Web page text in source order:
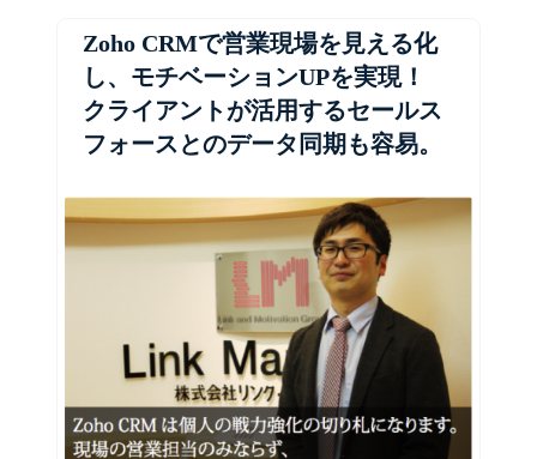
Zoho CRMで営業現場を見える化
し、モチベーションUPを実現！
クライアントが活用するセールス
フォースとのデータ同期も容易。